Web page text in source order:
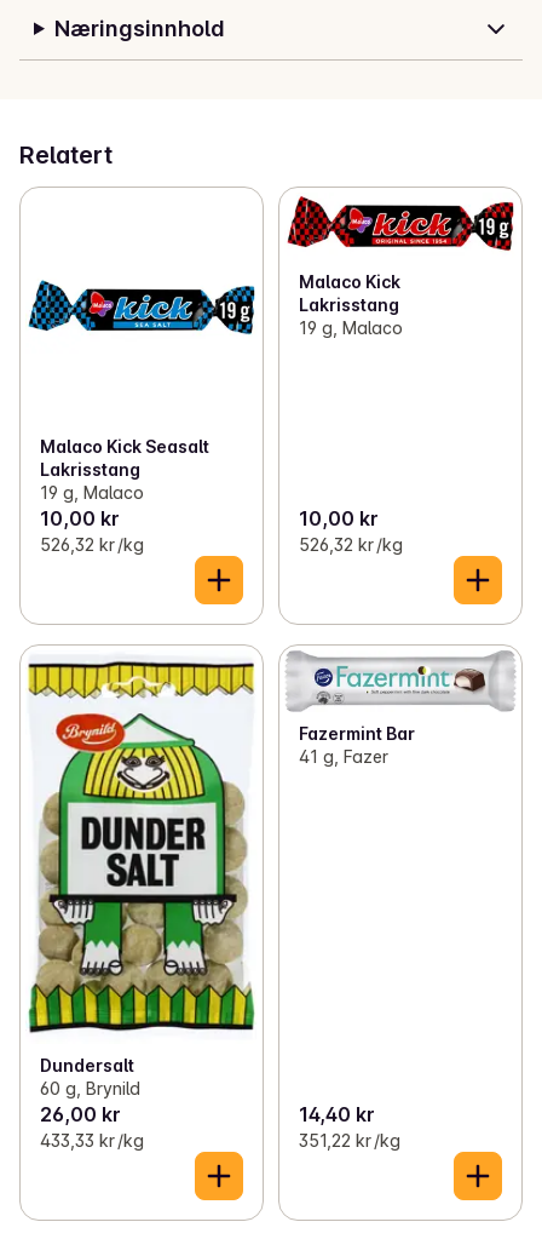
Næringsinnhold
Relatert
Malaco Kick Seasalt
Lakrisstang
19 g, Malaco
10,00 kr
526,32 kr /kg
Malaco Kick
Lakrisstang
19 g, Malaco
10,00 kr
526,32 kr /kg
Dundersalt
60 g, Brynild
26,00 kr
433,33 kr /kg
Fazermint Bar
41 g, Fazer
14,40 kr
351,22 kr /kg